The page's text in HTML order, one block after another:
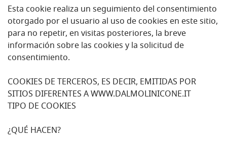
Esta cookie realiza un seguimiento del consentimiento
otorgado por el usuario al uso de cookies en este sitio,
para no repetir, en visitas posteriores, la breve
información sobre las cookies y la solicitud de
consentimiento.
COOKIES DE TERCEROS, ES DECIR, EMITIDAS POR
SITIOS DIFERENTES A WWW.DALMOLINICONE.IT
TIPO DE COOKIES
¿QUÉ HACEN?